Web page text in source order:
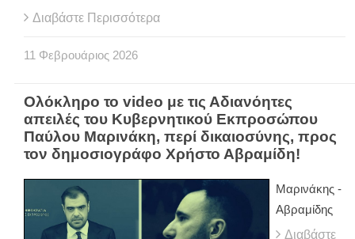
Διαβάστε Περισσότερα
11 Φεβρουάριος 2026
Ολόκληρο το video με τις Αδιανόητες
απειλές του Κυβερνητικού Εκπροσώπου
Παύλου Μαρινάκη, περί δικαιοσύνης, προς
τον δημοσιογράφο Χρήστο Αβραμίδη!
Μαρινάκης -
Αβραμίδης
Διαβάστε